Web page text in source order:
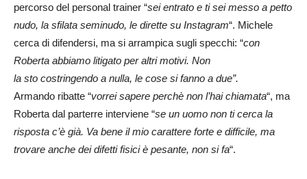
percorso del personal trainer “sei entrato e ti sei messo a petto
nudo, la sfilata seminudo, le dirette su Instagram“. Michele
cerca di difendersi, ma si arrampica sugli specchi: “con
Roberta abbiamo litigato per altri motivi. Non
la sto costringendo a nulla, le cose si fanno a due”.
Armando ribatte “vorrei sapere perchè non l’hai chiamata“, ma
Roberta dal parterre interviene “se un uomo non ti cerca la
risposta c’è già. Va bene il mio carattere forte e difficile, ma
trovare anche dei difetti fisici è pesante, non si fa“.